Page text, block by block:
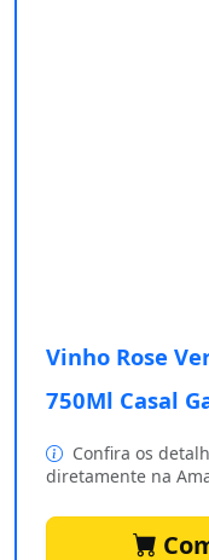
Vinho Rose
750Ml Casal
Confira os
diretamente na